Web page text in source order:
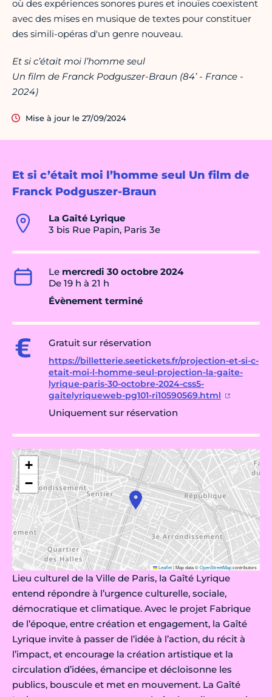
Et si c’était moi l’homme seul Un film de
Franck Podguszer-Braun
La Gaîté Lyrique
3 bis Rue Papin, Paris 3e
Le mercredi 30 octobre 2024
De 19 h à 21 h
Évènement terminé
Gratuit sur réservation
https://billetterie.seetickets.fr/projection-et-si-c-
etait-moi-l-homme-seul-projection-la-gaite-
lyrique-paris-30-octobre-2024-css5-
gaitelyriqueweb-pg101-ri10590569.html
Uniquement sur réservation
+
−
Leaflet|Map data ©OpenStreetMapcontributors
Lieu culturel de la Ville de Paris, la Gaîté Lyrique
entend répondre à l’urgence culturelle, sociale,
démocratique et climatique. Avec le projet Fabrique
de l’époque, entre création et engagement, la Gaîté
Lyrique invite à passer de l’idée à l’action, du récit à
l’impact, et encourage la création artistique et la
circulation d’idées, émancipe et décloisonne les
publics, bouscule et met en mouvement. La Gaîté
où des expériences sonores pures et inouïes coexistent
avec des mises en musique de textes pour constituer
des simili-opéras d'un genre nouveau.
Et si c’était moi l’homme seul
Un film de Franck Podguszer-Braun (84’ - France -
2024)
Mise à jour le 27/09/2024